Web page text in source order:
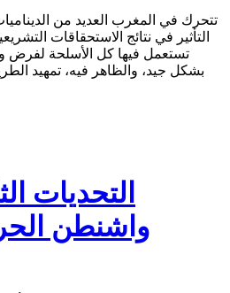
تتحرك في المغرب العديد من
التأثير في نتائج الاستحقاقات
تستعمل فيها كل الأسلحة لفرض
بشكل جيد، والظاهر فيه، تمهيد
التحديات
واشنطن